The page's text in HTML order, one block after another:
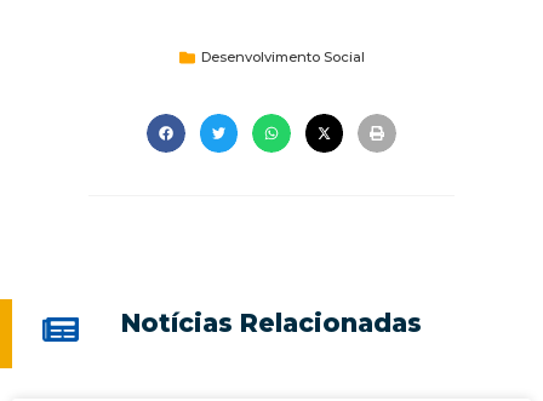
Desenvolvimento Social
Notícias Relacionadas